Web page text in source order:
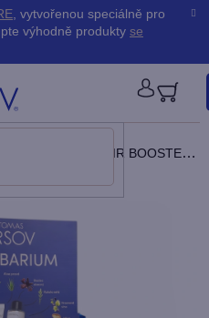
, vytvořenou speciálně pro
výhodně produkty se
HAIR BOOSTER HAIRBARIUM